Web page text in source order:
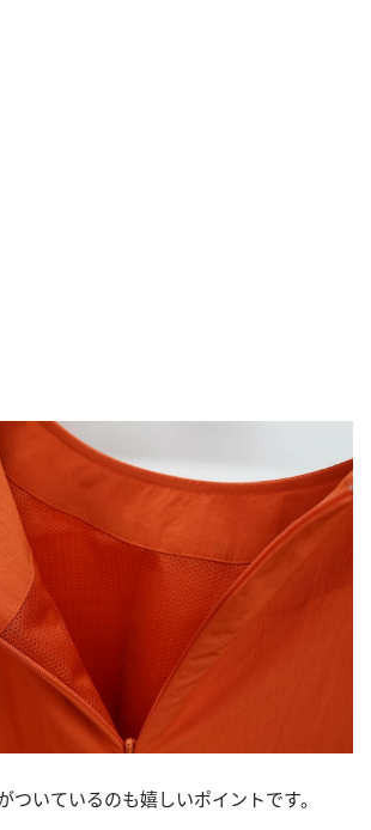
ついているのも嬉しいポイントです。